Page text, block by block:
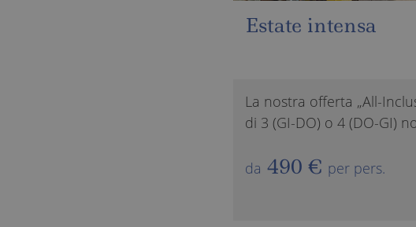
La nostra offerta „All-Inclusive Light“ per un soggiorno
di 3 (GI-DO) o 4 (DO-GI) notti allo Schneeberg, compr ...